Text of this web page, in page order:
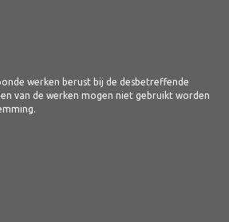
werken berust bij de desbetreffende
van de werken mogen niet gebruikt worden